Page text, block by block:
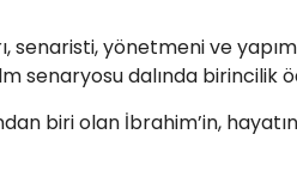
yönetmeni ve
senaryosu dalında birincilik
biri olan İbrahim’in,